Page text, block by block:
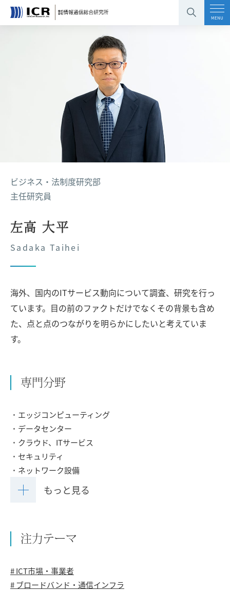
MENU
ビジネス・法制度研究部
主任研究員
左高 大平
Sadaka Taihei
海外、国内のITサービス動向について調査、研究を行っ
ています。目の前のファクトだけでなくその背景も含め
た、点と点のつながりを明らかにしたいと考えていま
す。
専門分野
エッジコンピューティング
データセンター
クラウド、ITサービス
セキュリティ
ネットワーク設備
もっと見る
注力テーマ
# ICT市場・事業者
# ブロードバンド・通信インフラ